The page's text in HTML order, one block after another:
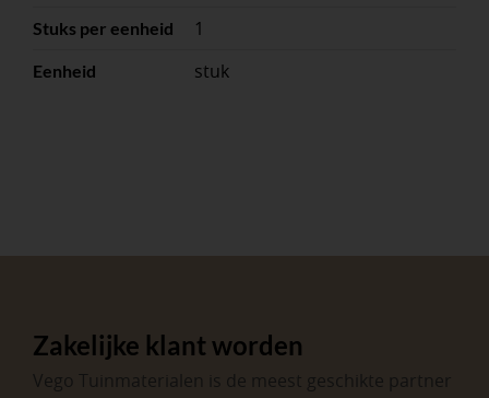
Stuks per eenheid 1
Eenheid stuk
Zakelijke klant worden
Vego Tuinmaterialen is de meest geschikte partner